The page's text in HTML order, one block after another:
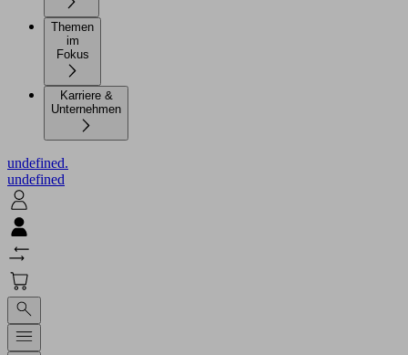
Themen
im
Karriere &
Unternehmen
undefined.
undefined